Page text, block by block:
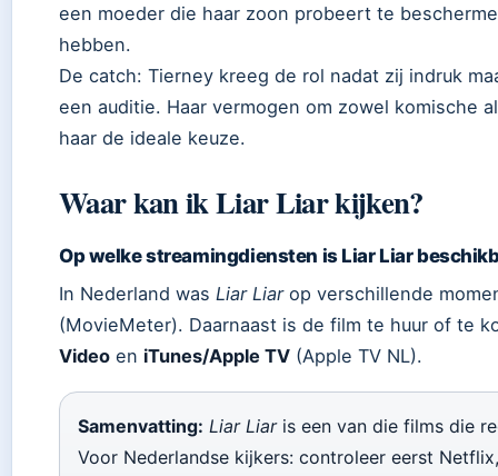
een moeder die haar zoon probeert te
hebben.
De catch: Tierney kreeg de rol nadat zij indruk
een auditie. Haar vermogen om zowel komische
haar de ideale keuze.
Waar kan ik Liar Liar kijken?
Op welke streamingdiensten is Liar Liar
In Nederland was Liar Liarop verschillende
(MovieMeter). Daarnaast is de film te huur of te
Video en iTunes/Apple TV (Apple TV NL).
Samenvatting: Liar Liaris een van die films die
Voor Nederlandse kijkers: controleer eerst